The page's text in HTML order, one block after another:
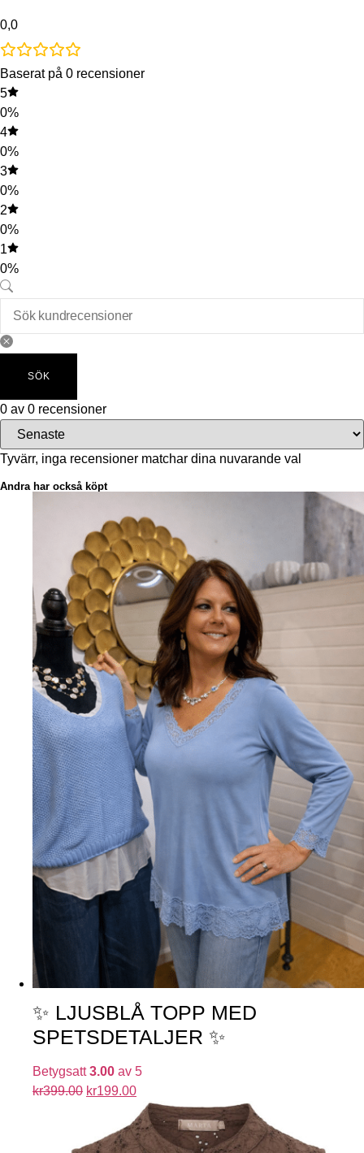
0,0
Baserat på 0 recensioner
5
0%
4
0%
3
0%
2
0%
1
0%
SÖK
0 av 0 recensioner
Tyvärr, inga recensioner matchar dina nuvarande val
Andra har också köpt
✨ LJUSBLÅ TOPP MED
SPETSDETALJER ✨
Betygsatt3.00 av 5
kr399.00 kr199.00